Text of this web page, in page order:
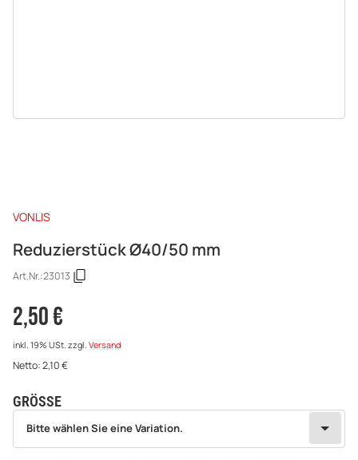
VONLIS
Reduzierstück Ø40/50 mm
Art.Nr.:23013
2,50 €
inkl. 19% USt. zzgl. Versand
Netto:2,10€
GRÖSSE
wählen
Bitte wählen Sie eine Variation.